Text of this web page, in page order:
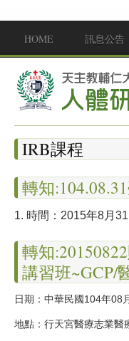
Main menu
HOME 訊息公告
IRB課程
轉知
1. 時間：2015年8月
轉知
講習班~GCP/
日期：中華民國104年08
地點：行天宮醫療志業醫